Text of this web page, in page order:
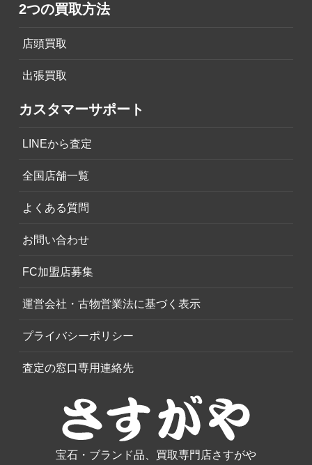
2つの買取方法
店頭買取
出張買取
カスタマーサポート
LINEから査定
全国店舗一覧
よくある質問
お問い合わせ
FC加盟店募集
運営会社・古物営業法に基づく表示
プライバシーポリシー
査定の窓口専用連絡先
宝石・ブランド品、買取専門店さすがや